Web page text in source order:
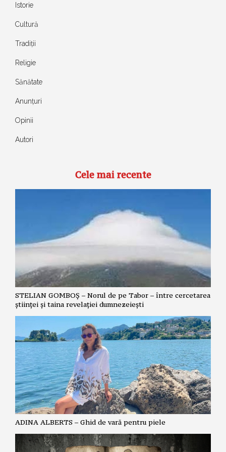
Istorie
Cultură
Tradiții
Religie
Sănătate
Anunțuri
Opinii
Autori
Cele mai recente
STELIAN GOMBOȘ – Norul de pe Tabor – între cercetarea
științei și taina revelației dumnezeiești
ADINA ALBERTS – Ghid de vară pentru piele